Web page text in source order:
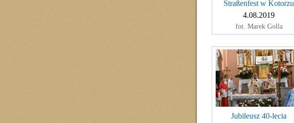
Straßenfest w Kotorzu
4.08.2019
fot. Marek Golla
Jubileusz 40-lecia